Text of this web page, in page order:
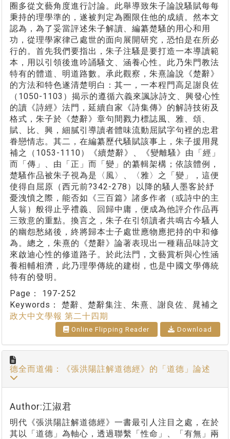
圈多從文藝角度進行討論。此舉導致朱子論說騷賦每每
秉持的理學準的，遂被判定為圈限住他的成績。然本文
認為，為了妥當評述朱子解讀、編纂楚騷的用心和用
功，從理學家律己處世的面向展開研究，恐怕是在所必
行的。首先我們要指出，朱子注騷是要打造一本導讀範
本，用以引領後進吟誦騷文、涵養心性。此乃朱門教法
特有的體道、明道路數。承此觀察，朱熹論說《楚辭》
的方法和特色遂清楚明白：其一，一本程門高足謝良佐
（1050-1103）揭示的遵循六義來諷詠詩文、興發心性
的讀《詩經》法門，延續自家《詩集傳》的解詩技術及
格式，朱子於《楚辭》章句間戮力標誌風、雅、頌、
賦、比、興，細膩引導讀者體味流動屈賦字句裡的忠君
眷戀情志。其二，在編纂歷代騷賦該事上，朱子援用晁
補之（1053-1110）《續楚辭》、《變離騷》由「經」
而「傳」、由「正」而「變」的纂輯架構；依該體例，
楚騷作品被朱子視為是〈風〉、〈雅〉之「變」，這便
使得自屈原（西元前?342-278）以降的騷人墨客於紓
憂洩憤之際，能否如《三百篇》諸多作者（或詩中的主
人翁）般得止乎禮義、回歸中庸，便成為他評介作品再
三致意的重點。換言之，朱子在引領讀者共鳴古今騷人
的幽怨愁緒後，終將歸本士子處世應物應把持的中和修
為。總之，朱熹的《楚辭》論著表現出一種藉品味詩文
來啟迪心性的修道路子。於此法門，文藝賞析與心性涵
養相輔相濟，此乃理學傳統的建樹，也是中國文學傳統
特有的發明。
Page： 197-252
Keywords： 楚辭、楚辭集注、朱熹、謝良佐、晁補之
政大中文學報 第二十四期
Online Flipping Reader Download
德全而道備：《張洪陽註解道德經》的「道德」論述
Author:江淑君
明代《張洪陽註解道德經》一書最引人注目之處，在於
其以「道德」為軸心，透過聯繫「性命」、「有無」兩